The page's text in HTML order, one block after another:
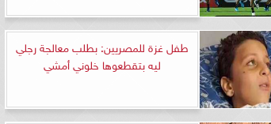
طفل غزة للمصريين: بطلب معالجة رجلي
ليه بتقطعوها خلوني أمشي